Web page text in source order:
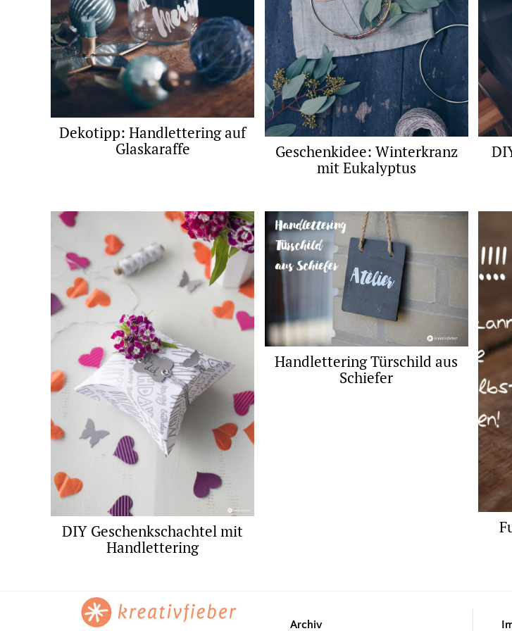
Dekotipp: Handlettering auf
Glaskaraffe
Geschenkidee: Winterkranz
mit Eukalyptus
DIY Geschenkschachtel mit
Handlettering
Handlettering Türschild aus
Schiefer
Archiv